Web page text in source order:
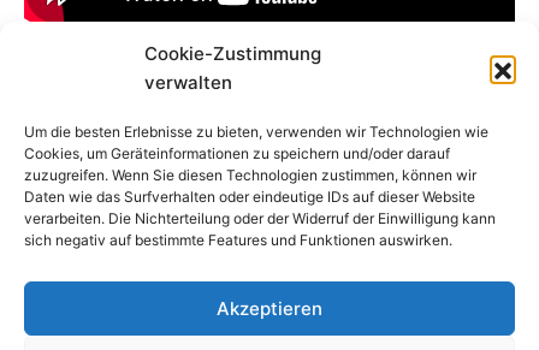
Cookie-Zustimmung
verwalten
Um die besten Erlebnisse zu bieten, verwenden wir Technologien wie
Cookies, um Geräteinformationen zu speichern und/oder darauf
zuzugreifen. Wenn Sie diesen Technologien zustimmen, können wir
Daten wie das Surfverhalten oder eindeutige IDs auf dieser Website
verarbeiten. Die Nichterteilung oder der Widerruf der Einwilligung kann
sich negativ auf bestimmte Features und Funktionen auswirken.
Akzeptieren
Entdecken Sie unsere Färbelösungen für den 3D-
Druck
91350
+33 1 47
35 07 63
office@color-
tcn.com